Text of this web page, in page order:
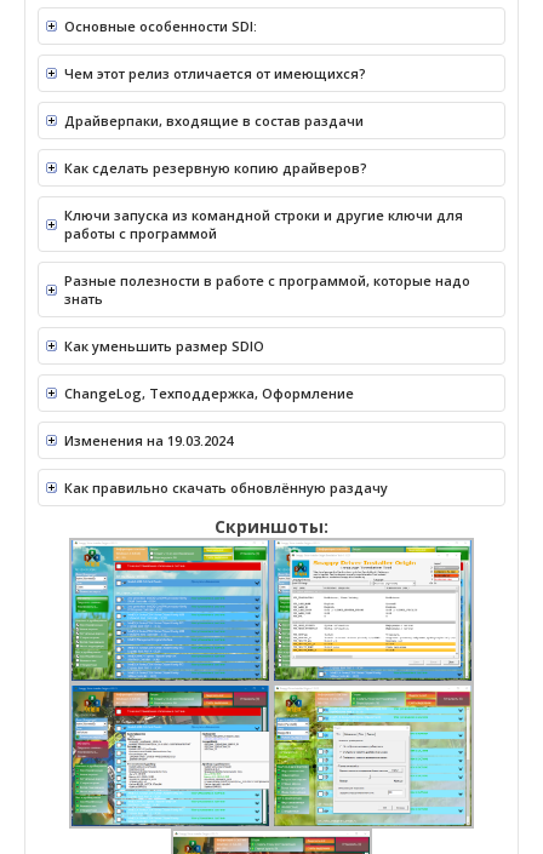
Основные особенности SDI:
Чем этот релиз отличается от имеющихся?
Драйверпаки, входящие в состав раздачи
Как сделать резервную копию драйверов?
Ключи запуска из командной строки и другие ключи для
работы с программой
Разные полезности в работе с программой, которые надо
знать
Как уменьшить размер SDIO
ChangeLog, Техподдержка, Оформление
Изменения на 19.03.2024
Как правильно скачать обновлённую раздачу
Скриншоты: